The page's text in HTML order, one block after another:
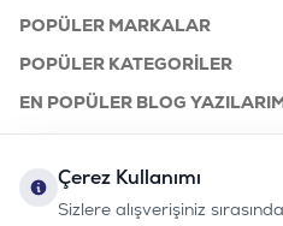
POPÜLER MARKALAR
POPÜLER KATEGORILER
EN POPÜLER BLOG
KURUMSAL
Çerez Kullanımı
Sizlere alışverişiniz